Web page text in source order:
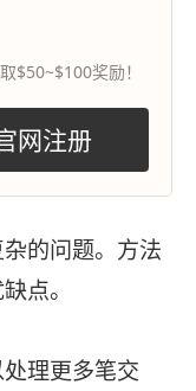
$50~$100奖励！
网注册
的问题。方法
点。
理更多笔交